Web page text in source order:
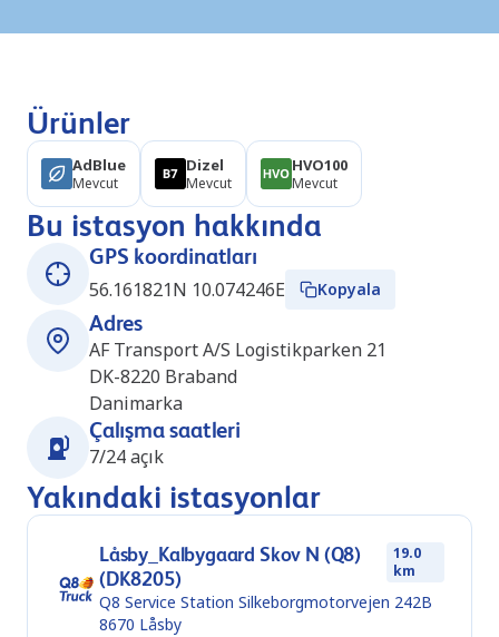
Ürünler
AdBlue
Mevcut
Dizel
Mevcut
HVO100
Mevcut
Bu istasyon hakkında
GPS koordinatları
56.161821N 10.074246E
Kopyala
Adres
AF Transport A/S Logistikparken 21
DK-8220 Braband
Danimarka
Çalışma saatleri
7/24 açık
Yakındaki istasyonlar
Låsby_Kalbygaard Skov N (Q8)
(DK8205)
19.0
km
Q8 Service Station Silkeborgmotorvejen 242B
8670 Låsby